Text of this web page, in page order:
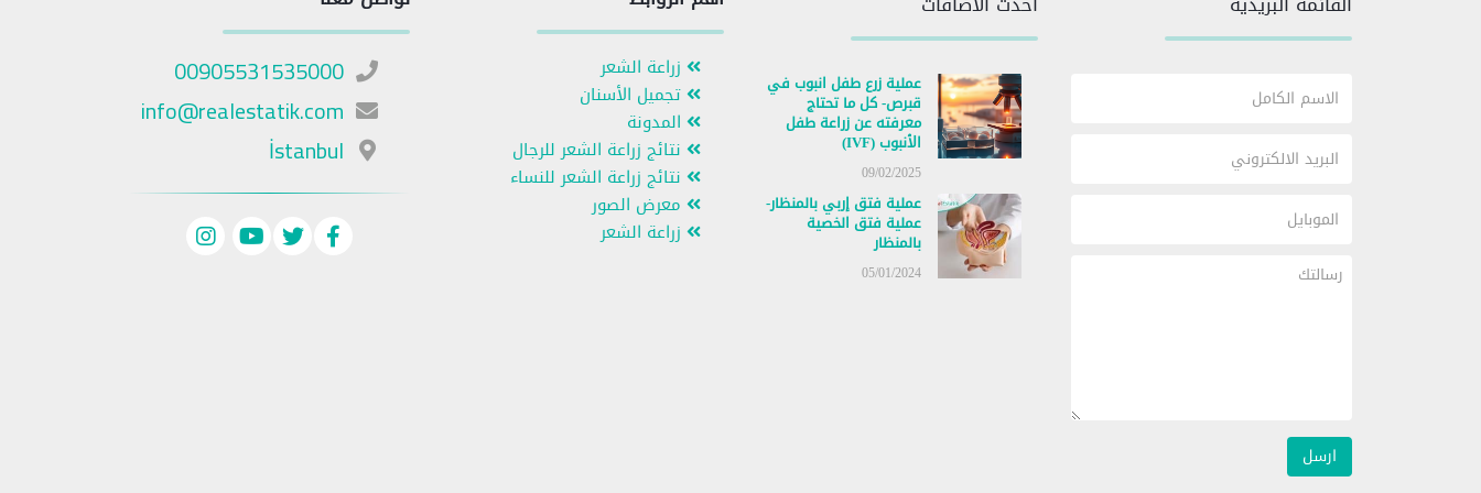
عملية زرع طفل انبوب في
قبرص- كل ما تحتاج
معرفته عن زراعة طفل
الأنبوب (IVF)
09/02/2025
عملية فتق إربي بالمنظار-
عملية فتق الخصية
بالمنظار
05/01/2024
زراعة الشعر
تجميل الأسنان
المدونة
نتائج زراعة الشعر للرجال
نتائج زراعة الشعر للنساء
معرض الصور
زراعة الشعر
00905531535000
info@realestatik.com
İstanbul